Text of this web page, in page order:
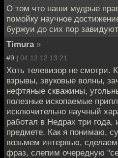
О том что наши мудрые
помойку научное
буржуи до сих пор
Timura »
#9 | 04.12.12 13:21
Хоть телевизор не смотри.
взрывы, звуковые волны,
нефтяные скважины,
полезные ископаемые
исключительно научный
работал в Недрах три
предмете. Как я понимаю,
возьмем интервью,
фраз, слепим очередную